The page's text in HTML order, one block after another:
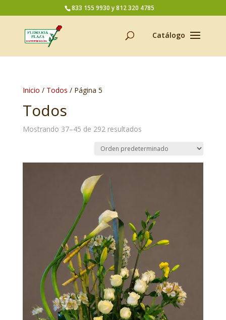
833 155 9930 y 812 320 4785
Inicio / Todos / Página 5
Todos
Mostrando 37–45 de 292 resultados